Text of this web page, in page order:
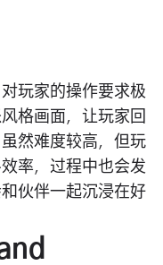
玩家的操作要求极
格画面，让玩家回
然难度较高，但玩
率，过程中也会发
伙伴一起沉浸在好